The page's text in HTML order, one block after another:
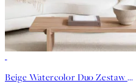
Beige Watercolor Duo Zestaw plakatów